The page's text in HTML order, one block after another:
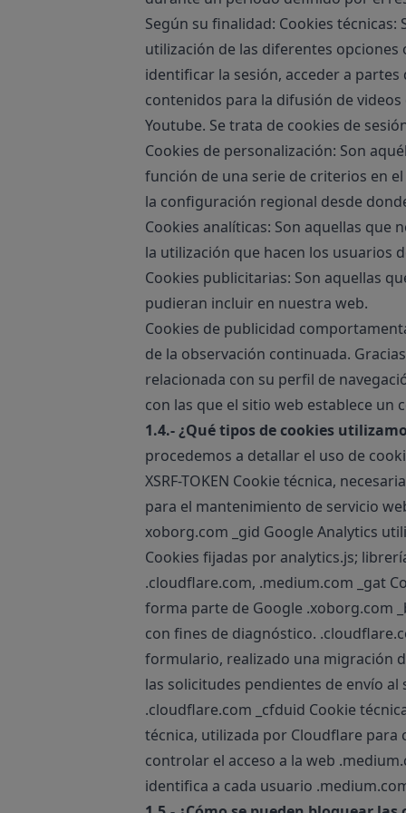
Según su finalidad: Cookies
utilización de las diferentes
identificar la sesión, acceder a
contenidos para la difusión de
Youtube. Se trata de cookies de
Cookies de personalización: Son
función de una serie de criterios en
la configuración regional desde
Cookies analíticas: Son aquellas
la utilización que hacen los usuarios
Cookies publicitarias: Son aquellas
pudieran incluir en nuestra web.
Cookies de publicidad
de la observación continuada.
relacionada con su perfil de
con las que el sitio web establece un
1.4.- ¿Qué tipos de cookies
procedemos a detallar el uso de
XSRF-TOKEN Cookie técnica,
para el mantenimiento de servicio
xoborg.com _gid Google Analytics
Cookies fijadas por analytics.js;
.cloudflare.com, .medium.com _gat
forma parte de Google .xoborg.com
con fines de diagnóstico.
formulario, realizado una migración
las solicitudes pendientes de envío
.cloudflare.com _cfduid Cookie
técnica, utilizada por Cloudflare para
controlar el acceso a la web
identifica a cada usuario